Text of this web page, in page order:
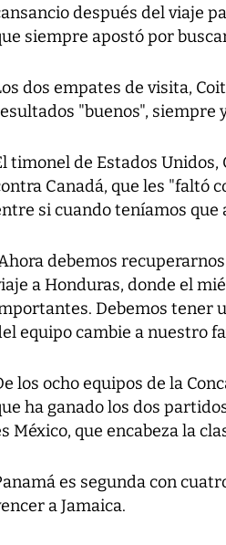
después del viaje
siempre apostó por
dos empates de visita,
"buenos", siempre
timonel de Estados
Canadá, que les "faltó
si cuando teníamos que
debemos
a Honduras, donde el
Debemos tener
equipo cambie a nuestro
los ocho equipos de la
ha ganado los dos
México, que encabeza la
es segunda con
a Jamaica.